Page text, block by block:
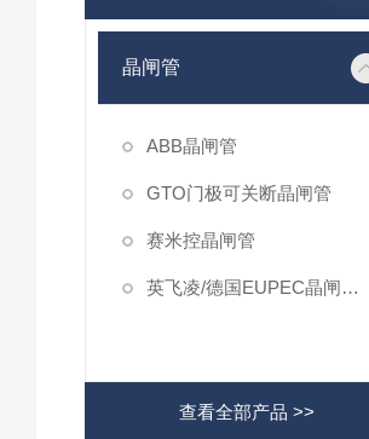
晶闸管
ABB晶闸管
GTO门极可关断晶闸管
赛米控晶闸管
英飞凌/德国EUPEC晶闸管模块
查看全部产品 >>